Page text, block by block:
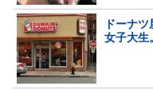
ドーナ
女子大生